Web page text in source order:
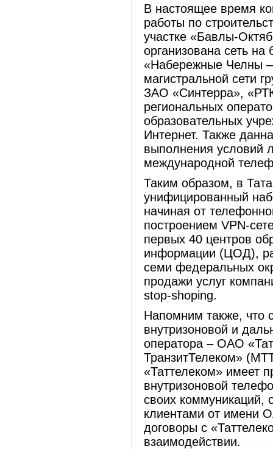
В настоящее время
работы по
участке «Бавлы-
организована сеть
«Набережные Челны
магистральной сети
ЗАО «Синтерра»,
региональных
образовательных
Интернет. Также
выполнения условий
международной
Таким образом, в
унифицированный
начиная от
построением VPN-
первых 40 центров
информации (ЦОД),
семи федеральных
продажи услуг
stop-shoping.
Напомним также, что
внутризоновой и
оператора – ОАО
ТранзитТелеком»
«Таттелеком» имеет
внутризоновой
своих коммуникаций,
клиентами от имени
договоры с
взаимодействии.